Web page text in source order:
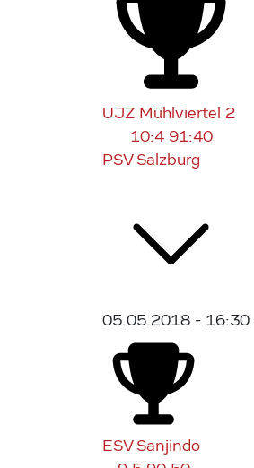
UJZ Mühlviertel 2
10:4 91:40
PSV Salzburg
05.05.2018 - 16:30
ESV Sanjindo